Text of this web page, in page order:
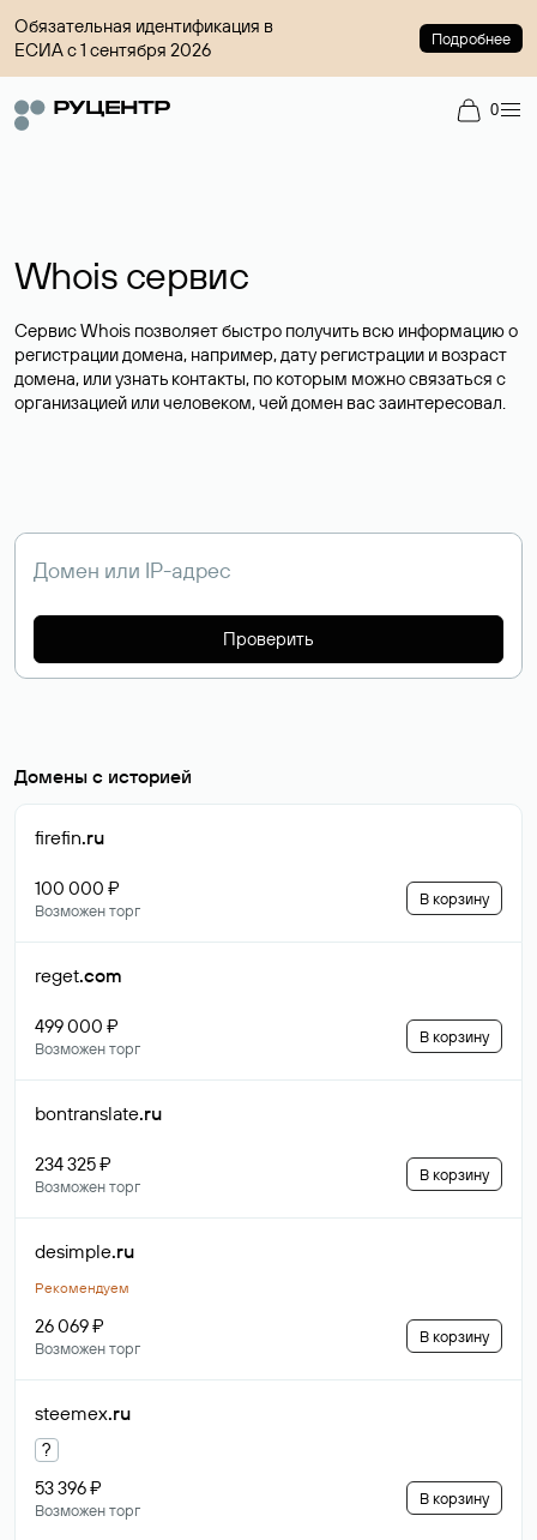
Обязательная идентификация в
ЕСИА с 1 сентября 2026
Подробнее
0
Whois сервис
Сервис Whois позволяет быстро получить всю информацию о
регистрации домена, например, дату регистрации и возраст
домена, или узнать контакты, по которым можно связаться с
организацией или человеком, чей домен вас заинтересовал.
Проверить
Домены с историей
firefin.ru
100 000 ₽
Возможен торг
В корзину
reget.com
499 000 ₽
Возможен торг
В корзину
bontranslate.ru
234 325 ₽
Возможен торг
В корзину
desimple.ru
Рекомендуем
26 069 ₽
Возможен торг
В корзину
steemex.ru
?
53 396 ₽
Возможен торг
В корзину